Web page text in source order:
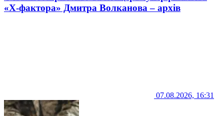
«Х-фактора» Дмитра Волканова – архів
07.08.2026, 16:31